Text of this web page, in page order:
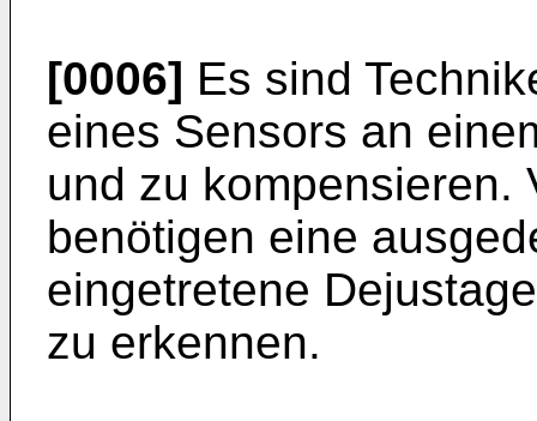
[0006] Es sind
eines Sensors an
und zu kompensieren.
benötigen eine
eingetretene
zu erkennen.